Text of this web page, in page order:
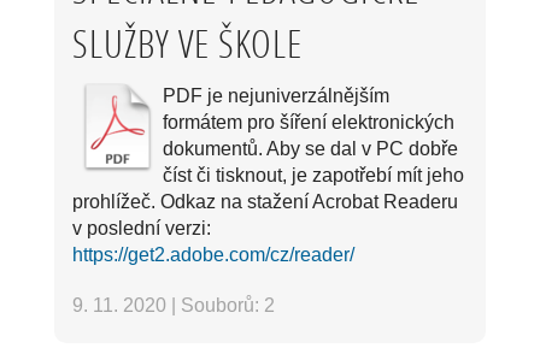
SLUŽBY VE ŠKOLE
PDF je nejuniverzálnějším
formátem pro šíření elektronických
dokumentů. Aby se dal v PC dobře
číst či tisknout, je zapotřebí mít jeho
prohlížeč. Odkaz na stažení Acrobat Readeru
v poslední verzi:
https://get2.adobe.com/cz/reader/
9. 11. 2020 Souborů: 2